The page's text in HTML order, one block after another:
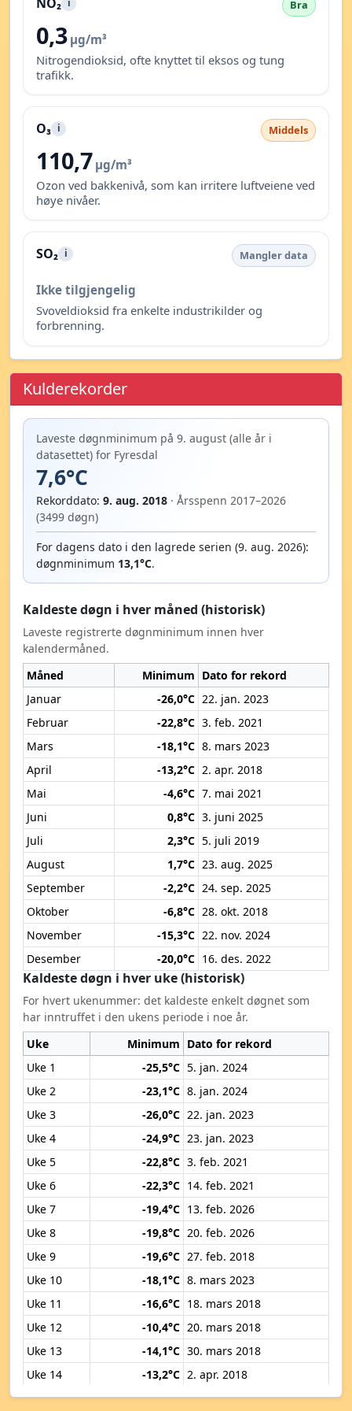
i Bra
0,3 µg/m³
Nitrogendioksid, ofte knyttet til eksos og tung
trafikk.
O₃ i Middels
110,7 µg/m³
Ozon ved bakkenivå, som kan irritere luftveiene ved
høye nivåer.
SO₂ i Mangler data
Ikke tilgjengelig
Svoveldioksid fra enkelte industrikilder og
forbrenning.
Kulderekorder
Laveste døgnminimum på 9. august (alle år i
datasettet) for Fyresdal
7,6°C
Rekorddato: 9. aug. 2018 · Årsspenn 2017–2026
(3499 døgn)
For dagens dato i den lagrede serien (9. aug. 2026):
døgnminimum 13,1°C.
Kaldeste døgn i hver måned (historisk)
Laveste registrerte døgnminimum innen hver
kalendermåned.
Måned
Minimum Dato for rekord
Januar
-26,0°C 22. jan. 2023
Februar
-22,8°C 3. feb. 2021
Mars
-18,1°C 8. mars 2023
April
-13,2°C 2. apr. 2018
Mai
-4,6°C 7. mai 2021
Juni
0,8°C 3. juni 2025
Juli
2,3°C 5. juli 2019
August
1,7°C 23. aug. 2025
September
-2,2°C 24. sep. 2025
Oktober
-6,8°C 28. okt. 2018
November
-15,3°C 22. nov. 2024
Desember
-20,0°C 16. des. 2022
Kaldeste døgn i hver uke (historisk)
For hvert ukenummer: det kaldeste enkelt døgnet som
har inntruffet i den ukens periode i noe år.
Uke
Minimum Dato for rekord
Uke 1
-25,5°C 5. jan. 2024
Uke 2
-23,1°C 8. jan. 2024
Uke 3
-26,0°C 22. jan. 2023
Uke 4
-24,9°C 23. jan. 2023
Uke 5
-22,8°C 3. feb. 2021
Uke 6
-22,3°C 14. feb. 2021
Uke 7
-19,4°C 13. feb. 2026
Uke 8
-19,8°C 20. feb. 2026
Uke 9
-19,6°C 27. feb. 2018
Uke 10
-18,1°C 8. mars 2023
Uke 11
-16,6°C 18. mars 2018
Uke 12
-10,4°C 20. mars 2018
Uke 13
-14,1°C 30. mars 2018
Uke 14
-13,2°C 2. apr. 2018
Uke 15
-5,9°C 9. apr. 2019